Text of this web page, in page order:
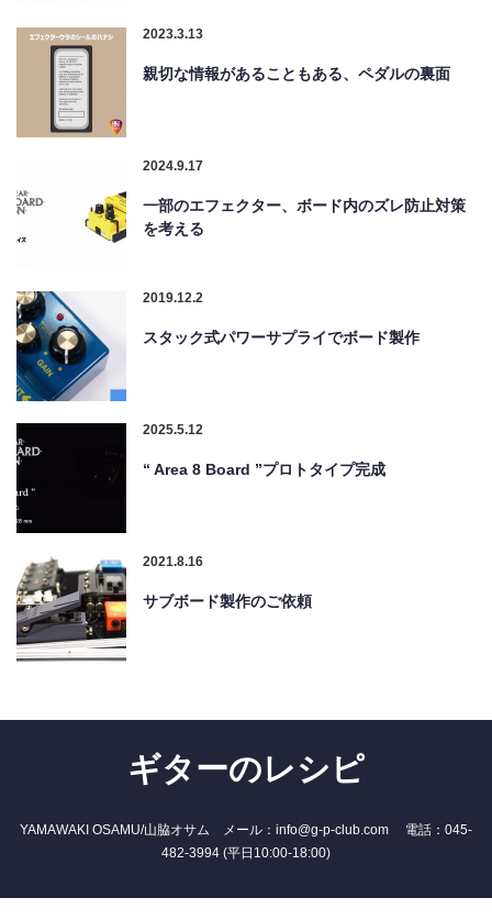
2023.3.13
親切な情報があることもある、ペダルの裏面
2024.9.17
一部のエフェクター、ボード内のズレ防止対策
を考える
2019.12.2
スタック式パワーサプライでボード製作
2025.5.12
“ Area 8 Board ”プロトタイプ完成
2021.8.16
サブボード製作のご依頼
ギターのレシピ
YAMAWAKI OSAMU/山脇オサム メール：info@g-p-club.com 電話：045-
482-3994 (平日10:00-18:00)